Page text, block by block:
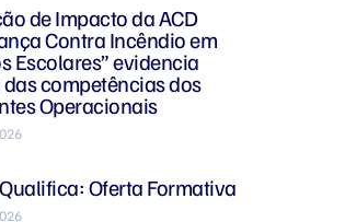
de Impacto da ACD
Contra Incêndio em
Escolares” evidencia
competências dos
Operacionais
Oferta Formativa